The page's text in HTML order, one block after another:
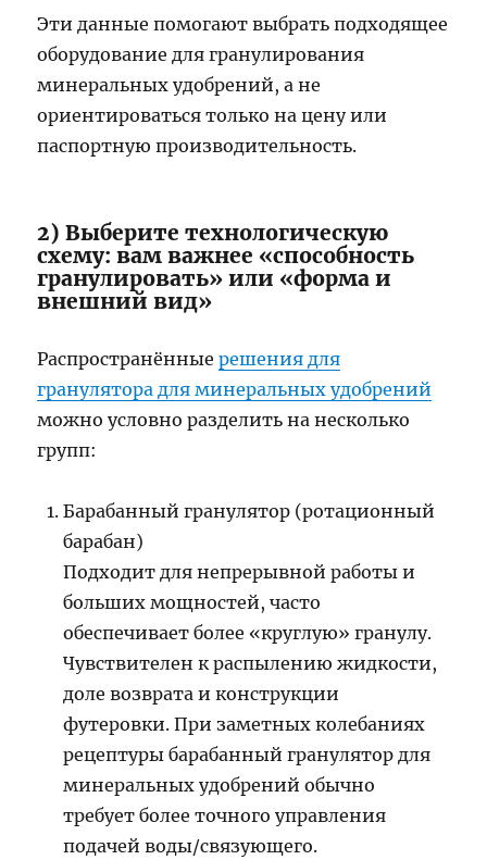
Эти данные помогают выбрать подходящее
оборудование для гранулирования
минеральных удобрений, а не
ориентироваться только на цену или
паспортную производительность.
2) Выберите технологическую
схему: вам важнее «способность
гранулировать» или «форма и
внешний вид»
Распространённыерешения для
гранулятора для минеральных удобрений
можно условно разделить на несколько
групп:
Барабанный гранулятор (ротационный
барабан)
Подходит для непрерывной работы и
больших мощностей, часто
обеспечивает более «круглую» гранулу.
Чувствителен к распылению жидкости,
доле возврата и конструкции
футеровки. При заметных колебаниях
рецептуры барабанный гранулятор для
минеральных удобрений обычно
требует более точного управления
подачей воды/связующего.